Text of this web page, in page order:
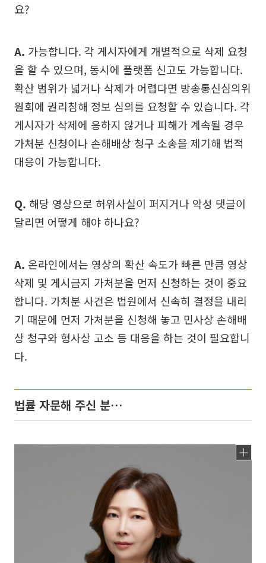
요?
A. 가능합니다. 각 게시자에게 개별적으로 삭제 요청
을 할 수 있으며, 동시에 플랫폼 신고도 가능합니다.
확산 범위가 넓거나 삭제가 어렵다면 방송통신심의위
원회에 권리침해 정보 심의를 요청할 수 있습니다. 각
게시자가 삭제에 응하지 않거나 피해가 계속될 경우
가처분 신청이나 손해배상 청구 소송을 제기해 법적
대응이 가능합니다.
Q. 해당 영상으로 허위사실이 퍼지거나 악성 댓글이
달리면 어떻게 해야 하나요?
A. 온라인에서는 영상의 확산 속도가 빠른 만큼 영상
삭제 및 게시금지 가처분을 먼저 신청하는 것이 중요
합니다. 가처분 사건은 법원에서 신속히 결정을 내리
기 때문에 먼저 가처분을 신청해 놓고 민사상 손해배
상 청구와 형사상 고소 등 대응을 하는 것이 필요합니
다.
법률 자문해 주신 분…